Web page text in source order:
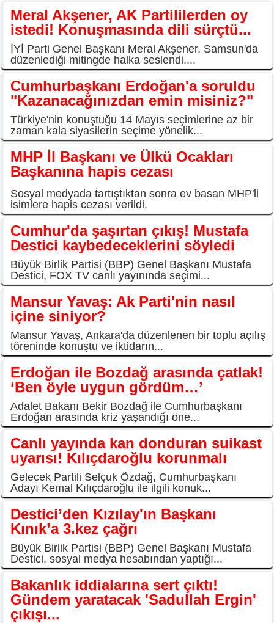
Meral Akşener, AK Partililerden oy
istedi! Konuşmasında dili sürçtü...
İYİ Parti Genel Başkanı Meral Akşener, Samsun'da
düzenlediği mitingde halka seslendi....
Cumhurbaşkanı Erdoğan'a soruldu
"Kazanacağınızdan emin misiniz?"
Türkiye'nin konuştuğu 14 Mayıs seçimlerine az bir
zaman kala siyasilerin seçime yönelik...
MHP İl Başkanı ve Ülkü Ocakları
Başkanına hapis cezası
Sosyal medyada tartıştıktan sonra ev basan MHP'li
isimlere hapis cezası verildi.
Cumhur'da şaşırtan çıkış! Mustafa
Destici kaybedeceklerini söyledi
Büyük Birlik Partisi (BBP) Genel Başkanı Mustafa
Destici, FOX TV canlı yayınında seçimi...
Mansur Yavaş: Ak Parti'nin nasıl
içine siniyor?
Mansur Yavaş, Ankara'da düzenlenen bir toplu açılış
töreninde konuştu ve iktidarın...
Erdoğan ile Bozdağ arasında çatlak!
‘Ben öyle uygun gördüm…’
Adalet Bakanı Bekir Bozdağ ile Cumhurbaşkanı
Erdoğan arasında kriz yaşandığı öne...
Canlı yayında kan donduran suikast
uyarısı! Kılıçdaroğlu korunmalı
Gelecek Partili Selçuk Özdağ, Cumhurbaşkanı
Adayı Kemal Kılıçdaroğlu ile ilgili konuk...
Destici’den Kızılay'ın Başkanı
Kınık’a 3.kez çağrı
Büyük Birlik Partisi (BBP) Genel Başkanı Mustafa
Destici, sosyal medya hesabından yaptığı...
Bakanlık iddialarına sert çıktı!
Gündem yaratacak 'Sadullah Ergin'
çıkışı...